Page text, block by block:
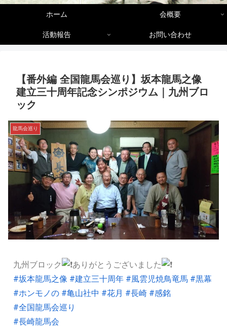
ホーム 会概要
活動報告 お問い合わせ
【番外編 全国龍馬会巡り】坂本龍馬之像
建立三十周年記念シンポジウム｜九州ブロ
ック
龍馬会巡り
九州ブロック
ありがとうございました
#坂本龍馬之像 #建立三十周年 #風雲児焼鳥竜馬 #黒幕
#ホンモノの #亀山社中 #花月 #長崎 #感銘
#全国龍馬会巡り
#長崎龍馬会